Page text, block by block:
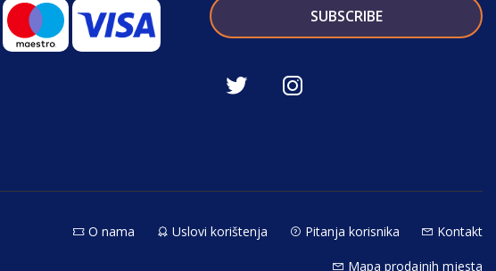
SUBSCRIBE
O nama Uslovi korištenja Pitanja korisnika Kontakt
Mapa prodajnih mjesta